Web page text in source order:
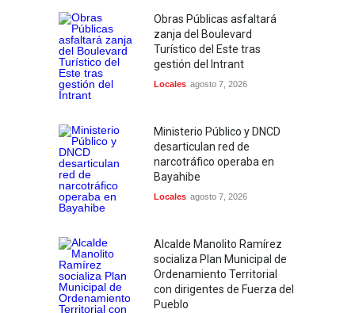
Obras Públicas asfaltará
zanja del Boulevard
Turístico del Este tras
gestión del Intrant
Locales agosto 7, 2026
Ministerio Público y DNCD
desarticulan red de
narcotráfico operaba en
Bayahibe
Locales agosto 7, 2026
Alcalde Manolito Ramírez
socializa Plan Municipal de
Ordenamiento Territorial
con dirigentes de Fuerza del
Pueblo